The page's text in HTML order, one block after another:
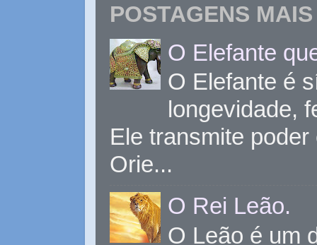
POSTAGENS
O Elefante
O Elefante é
longevidade,
Ele transmite
Orie...
O Rei Leão.
O Leão é um